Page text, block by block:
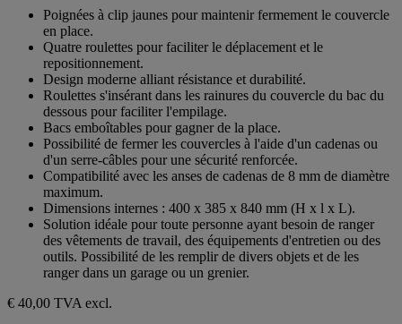
étoiles.
Poignées à clip jaunes pour maintenir fermement le couvercle
en place.
Quatre roulettes pour faciliter le déplacement et le
repositionnement.
Design moderne alliant résistance et durabilité.
Roulettes s'insérant dans les rainures du couvercle du bac du
dessous pour faciliter l'empilage.
Bacs emboîtables pour gagner de la place.
Possibilité de fermer les couvercles à l'aide d'un cadenas ou
d'un serre-câbles pour une sécurité renforcée.
Compatibilité avec les anses de cadenas de 8 mm de diamètre
maximum.
Dimensions internes : 400 x 385 x 840 mm (H x l x L).
Solution idéale pour toute personne ayant besoin de ranger
des vêtements de travail, des équipements d'entretien ou des
outils. Possibilité de les remplir de divers objets et de les
ranger dans un garage ou un grenier.
€ 40,00 TVA excl.